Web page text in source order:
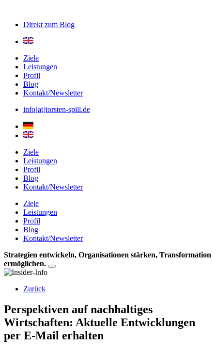
Direkt zum Blog
Ziele
Leistungen
Profil
Blog
Kontakt/Newsletter
info[at]torsten-spill.de
Ziele
Leistungen
Profil
Blog
Kontakt/Newsletter
Ziele
Leistungen
Profil
Blog
Kontakt/Newsletter
Strategien entwickeln, Organisationen stärken, Transformation
ermöglichen.
Zurück
Perspektiven auf nachhaltiges
Wirtschaften: Aktuelle Entwicklungen
per E-Mail erhalten